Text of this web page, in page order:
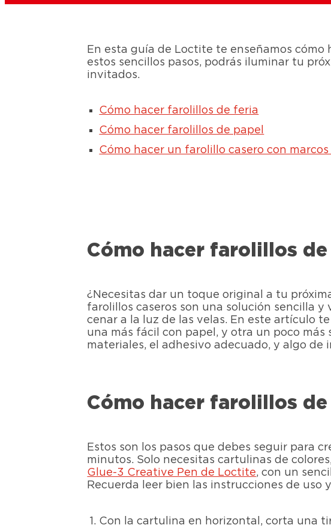
En esta guía de Loctite te enseñamos
estos sencillos pasos, podrás iluminar tu
invitados.
Cómo hacer farolillos de feria
Cómo hacer farolillos de papel
Cómo hacer un farolillo casero con
Cómo hacer farolillos
¿Necesitas dar un toque original a tu
farolillos caseros son una solución sencilla
cenar a la luz de las velas. En este artículo
una más fácil con papel, y otra un poco
materiales, el adhesivo adecuado, y algo de
Cómo hacer farolillos de
Estos son los pasos que debes seguir para
minutos. Solo necesitas cartulinas de
Glue-3 Creative Pen de Loctite, con un
Recuerda leer bien las instrucciones de
Con la cartulina en horizontal, corta una